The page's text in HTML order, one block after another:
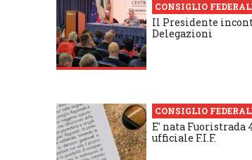
CONSIGLIO
Il Presidente
Delegazioni
CONSIGLIO
E' nata Fuoristrada
ufficiale F.I.F.